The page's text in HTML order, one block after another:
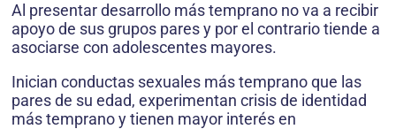
Al presentar desarrollo más temprano no va a recibir
apoyo de sus grupos pares y por el contrario tiende a
asociarse con adolescentes mayores.
Inician conductas sexuales más temprano que las
pares de su edad, experimentan crisis de identidad
más temprano y tienen mayor interés en